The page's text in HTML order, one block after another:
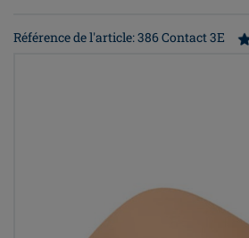
Référence de l'article: 386 Contact 3E